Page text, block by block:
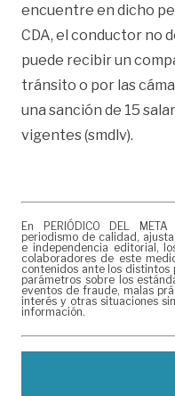
encuentre en dicho
CDA, el conductor no
puede recibir un
tránsito o por las
una sanción de 15
vigentes (smdlv).
En PERIÓDICO DEL
periodismo de calidad,
e independencia editorial,
colaboradores de este
contenidos ante los distintos
parámetros sobre los
eventos de fraude, malas
interés y otras situaciones
información.